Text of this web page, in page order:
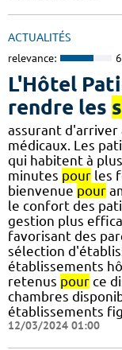
ACTUALITÉS
relevance:
L'Hôtel
rendre les
assurant d'arriver
médicaux. Les
qui habitent à
minutes pour les
bienvenue pour
le confort des
gestion plus
favorisant des
sélection
établissements
retenus pour ce
chambres
établissements
12/03/2024 01:00